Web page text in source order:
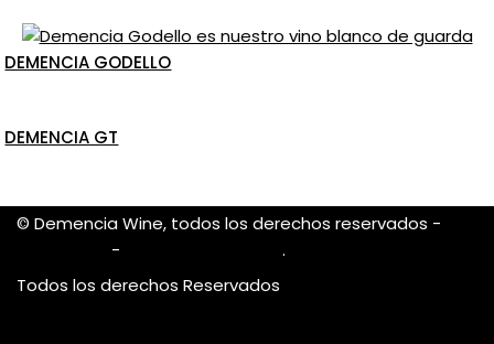
DEMENCIA GODELLO
DEMENCIA GT
© Demencia Wine, todos los derechos reservados -
-
.
Todos los derechos Reservados